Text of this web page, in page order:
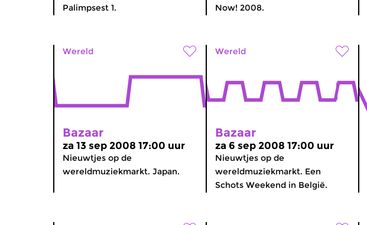
Palimpsest 1.
Now! 2008.
Wereld
Bazaar
za 13 sep 2008 17:00 uur
Nieuwtjes op de
wereldmuziekmarkt. Japan.
Wereld
Bazaar
za 6 sep 2008 17:00 uur
Nieuwtjes op de
wereldmuziekmarkt. Een
Schots Weekend in België.